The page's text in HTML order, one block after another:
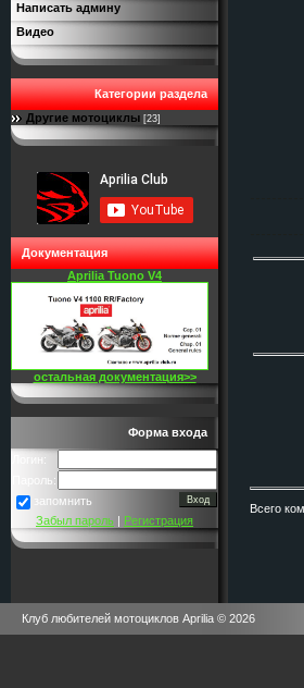
Написать админу
Видео
Категории раздела
Другие мотоциклы [23]
Документация
Aprilia Tuono V4
остальная документация>>
Форма входа
Логин:
Пароль:
запомнить
Забыл пароль | Регистрация
Всего
Клуб любителей мотоциклов Aprilia © 2026